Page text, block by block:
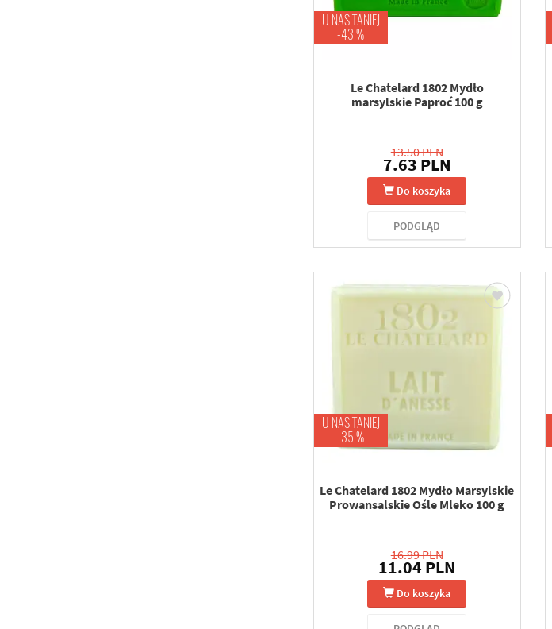
U NAS TANIEJ
-43 %
Le Chatelard 1802 Mydło
marsylskie Paproć 100 g
13.50 PLN
7.63 PLN
Do koszyka
PODGLĄD
U NAS TANIEJ
-35 %
Le Chatelard 1802 Mydło Marsylskie
Prowansalskie Ośle Mleko 100 g
16.99 PLN
11.04 PLN
Do koszyka